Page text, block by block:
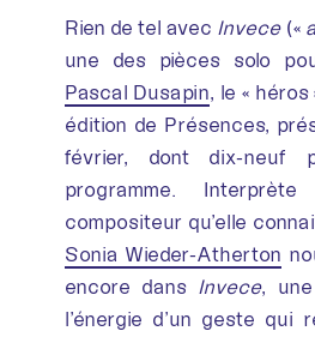
Rien de tel avec Invece («
une des pièces solo
Pascal Dusapin, le «
édition de Présences,
février, dont dix-neuf
programme.
compositeur qu’elle
Sonia Wieder-Atherton
encore dans Invece,
l’énergie d’un geste qui